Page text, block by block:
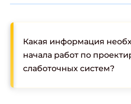
Какая информация
начала работ по
слаботочных систем?